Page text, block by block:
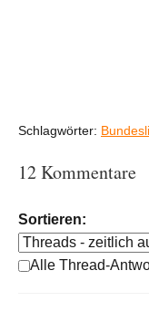
Schlagwörter:
12 Kommentare
Sortieren:
Alle Thread-